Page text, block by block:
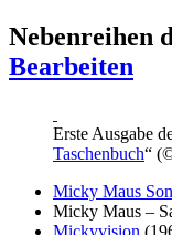
Nebenreihen
Bearbeiten
Erste Ausgabe
Taschenbuch“
Micky Maus
Micky Maus –
Mickyvision